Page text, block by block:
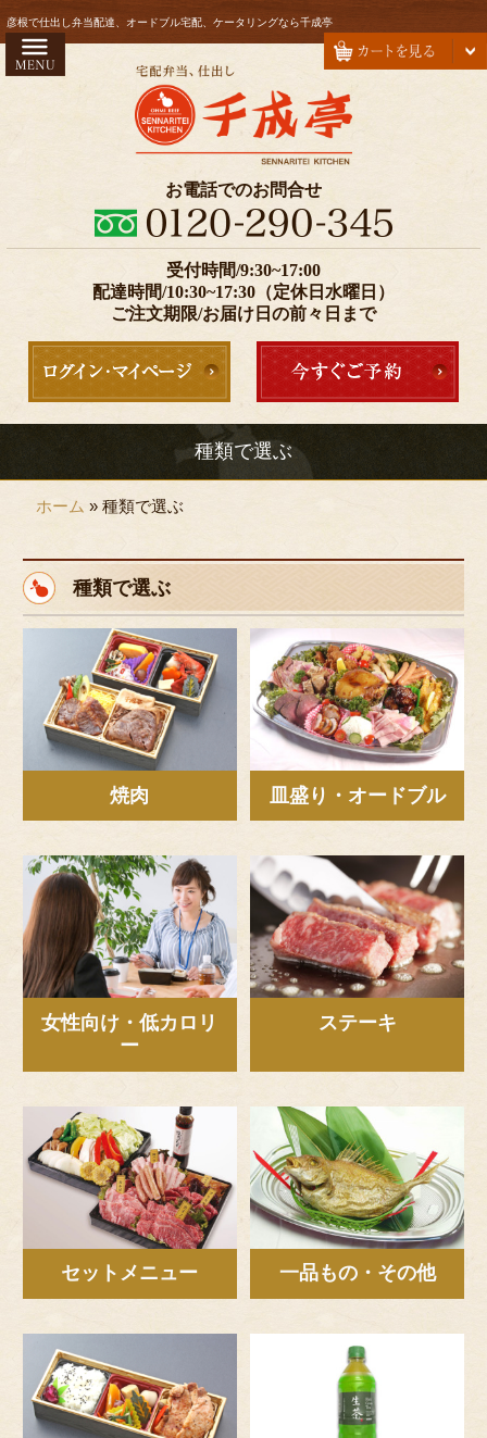
コ
彦根で仕出し弁当配達、オードブル宅配、ケータリングなら千成亭
お電話でのお問合せ
受付時間/9:30~17:00
配達時間/10:30~17:30（定休日水曜日）
ご注文期限/お届け日の前々日まで
種類で選ぶ
HOME
お弁当
1000～1999円
2000～2999円
5000円以上
用途で選ぶ
接待・おもてなし
会議・セミナー
行楽・観光
法事・法要
ロケ・イベント
お子様のお祝い
慶事・お祝い
行事・地域の集まり
種類で選ぶ
焼肉
女性向け・低カロリー
一品もの・その他
皿盛り・オードブル
セットメニュー
サイドメニュー
注文方法・配達エリア
キャンセルポリシー
ホーム » 種類で選ぶ
種類で選ぶ
焼肉 皿盛り・オードブル
女性向け・低カロリ
ー
ステーキ
セットメニュー 一品もの・その他